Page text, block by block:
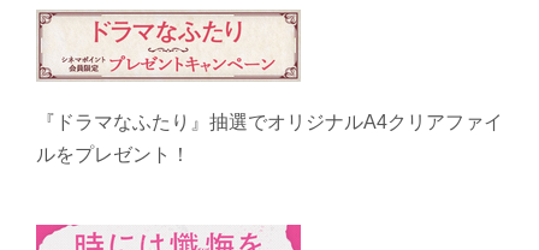
『ドラマなふたり』抽選でオリジナルA4クリアファイ
ルをプレゼント！